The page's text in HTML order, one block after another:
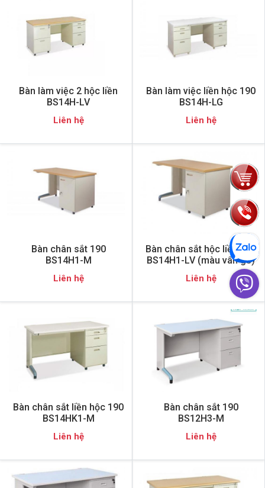
Bàn làm việc 2 hộc liền
BS14H-LV
Liên hệ
Bàn làm việc liền hộc 190
BS14H-LG
Liên hệ
Bàn chân sắt 190
BS14H1-M
Liên hệ
Bàn chân sắt hộc liền 190
BS14H1-LV (màu vân gỗ)
Liên hệ
Bàn chân sắt liền hộc 190
BS14HK1-M
Liên hệ
Bàn chân sắt 190
BS12H3-M
Liên hệ